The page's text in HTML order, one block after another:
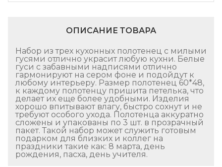
ОПИСАНИЕ ТОВАРА
Набор из трех кухонных полотенец с милыми
гусями отлично украсит любую кухни. Белые
гуси с забавными надписями отлично
гармонируют на сером фоне и подойдут к
любому интерьеру. Размер полотенец 60*48,
к каждому полотенцу пришита петелька, что
делает их еще более удобными. Изделия
хорошо впитывают влагу, быстро сохнут и не
требуют особого ухода. Полотенца аккуратно
сложены и упакованы по 3 шт. в прозрачный
пакет. Такой набор может служить готовым
подарком для близких и коллег на
праздники такие как: 8 марта, день
рождения, пасха, день учителя.